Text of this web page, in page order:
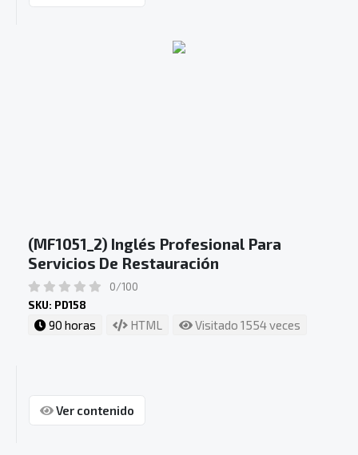
(MF1051_2) Inglés Profesional Para
Servicios De Restauración
0/100
SKU: PD158
90 horas HTML Visitado 1554 veces
Ver contenido